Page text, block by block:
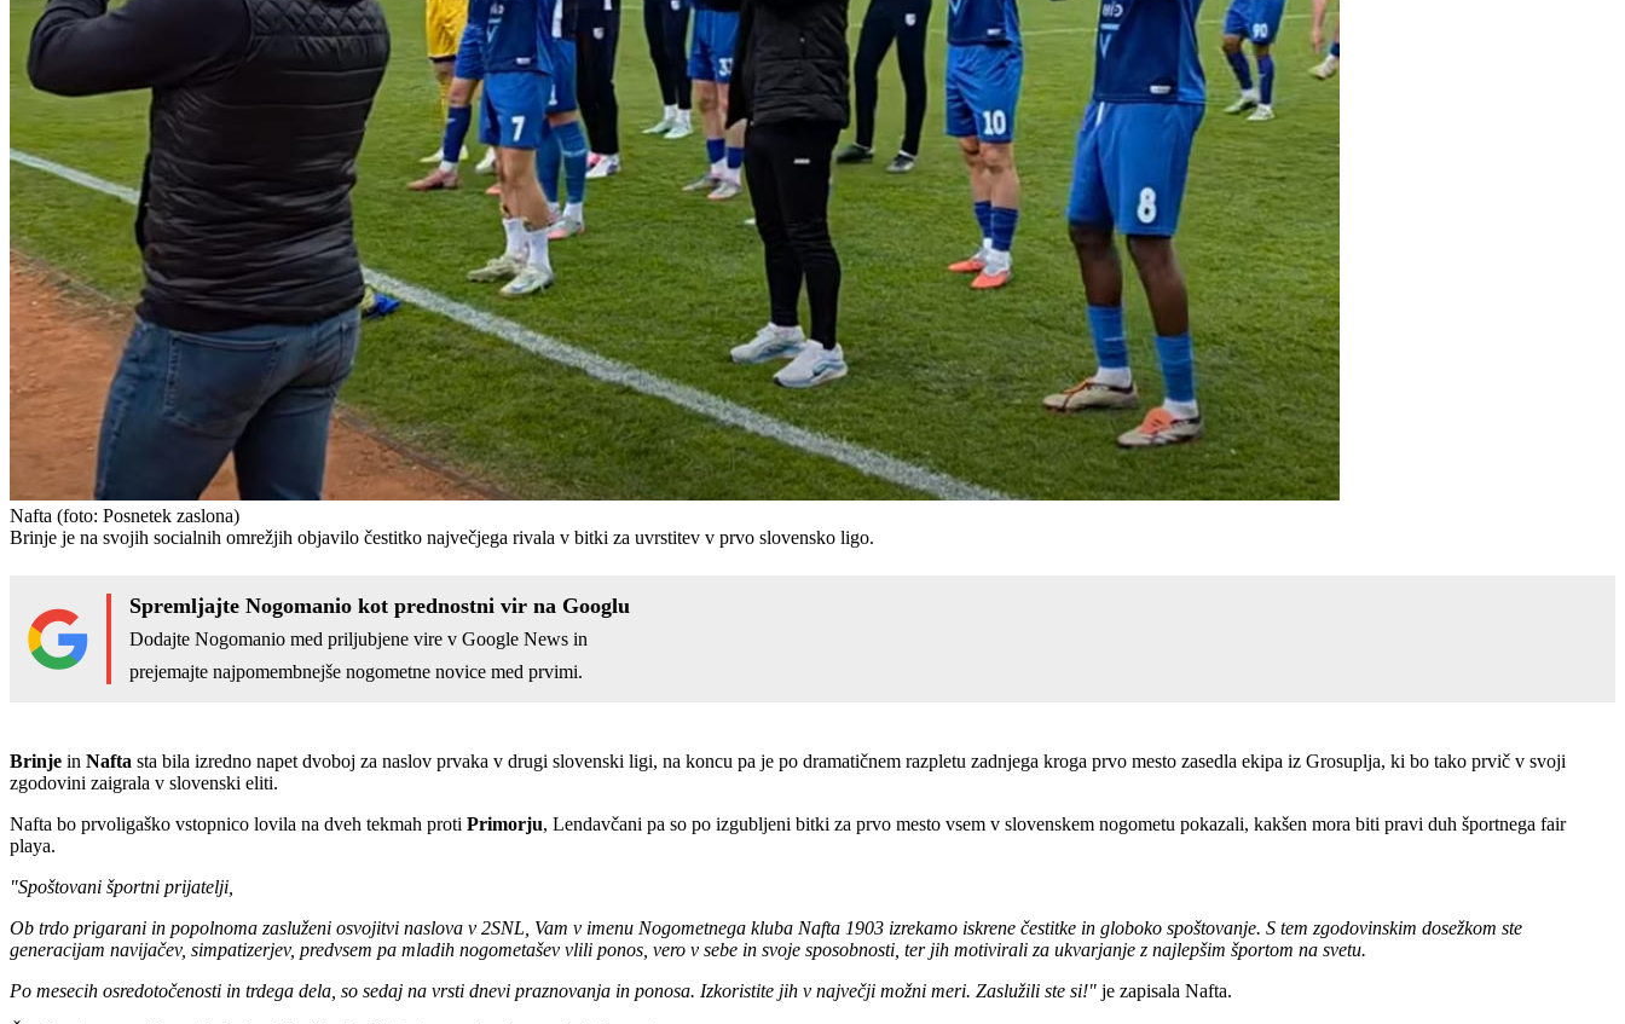
Nafta (foto: Posnetek zaslona)
Brinje je na svojih socialnih omrežjih objavilo čestitko največjega rivala v bitki za uvrstitev v prvo slovensko ligo.
Spremljajte Nogomanio kot prednostni vir na Googlu
Dodajte Nogomanio med priljubjene vire v Google News in
prejemajte najpomembnejše nogometne novice med prvimi.
Brinje in Nafta sta bila izredno napet dvoboj za naslov prvaka v drugi slovenski ligi, na koncu pa je po dramatičnem razpletu zadnjega kroga prvo mesto zasedla ekipa iz Grosuplja, ki bo tako prvič v svoji
zgodovini zaigrala v slovenski eliti.
Nafta bo prvoligaško vstopnico lovila na dveh tekmah proti Primorju, Lendavčani pa so po izgubljeni bitki za prvo mesto vsem v slovenskem nogometu pokazali, kakšen mora biti pravi duh športnega fair
playa.
"Spoštovani športni prijatelji,
Ob trdo prigarani in popolnoma zasluženi osvojitvi naslova v 2SNL, Vam v imenu Nogometnega kluba Nafta 1903 izrekamo iskrene čestitke in globoko spoštovanje. S tem zgodovinskim dosežkom ste
generacijam navijačev, simpatizerjev, predvsem pa mladih nogometašev vlili ponos, vero v sebe in svoje sposobnosti, ter jih motivirali za ukvarjanje z najlepšim športom na svetu.
Po mesecih osredotočenosti in trdega dela, so sedaj na vrsti dnevi praznovanja in ponosa. Izkoristite jih v največji možni meri. Zaslužili ste si!" je zapisala Nafta.